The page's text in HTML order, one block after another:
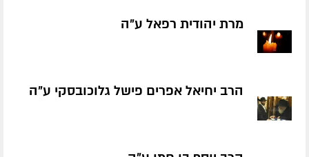
מרת יהודית רפאל ע״ה
הרב יחיאל אפרים פישל גלוכובסקי ע״ה